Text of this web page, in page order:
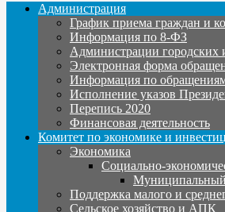
Администрация
График приема граждан и
Информация по 8-ФЗ
Администрации городских
Электронная форма
Информация по
Исполнение указов
Перепись 2020
Финансовая деятельность
Комитет по экономике и
Экономика
Социально-
Муниципальный
Поддержка малого и
Сельское хозяйство и АПК